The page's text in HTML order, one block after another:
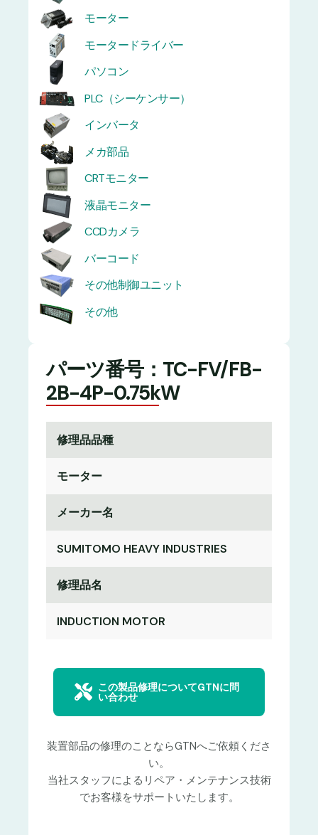
モーター
モータードライバー
パソコン
PLC（シーケンサー）
インバータ
メカ部品
CRTモニター
液晶モニター
CCDカメラ
バーコード
その他制御ユニット
その他
パーツ番号：TC-FV/FB-
2B-4P-0.75kW
修理品品種
モーター
メーカー名
SUMITOMO HEAVY INDUSTRIES
修理品名
INDUCTION MOTOR
この製品修理についてGTNに問
い合わせ
装置部品の修理のことならGTNへご依頼くださ
い。
当社スタッフによるリペア・メンテナンス技術
でお客様をサポートいたします。